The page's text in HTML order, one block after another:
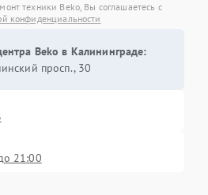
техники Beko, Вы соглашаетесь с
конфиденциальности
Beko в Калининграде:
просп., 30
21:00